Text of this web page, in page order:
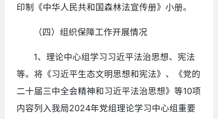
印制《中华人民共和国森林法宣传册》小册。
（四）组织保障工作开展情况
1、理论中心组学习习近平法治思想、宪法
等。将《习近平生态文明思想和宪法》、《党的
二十届三中全会精神和习近平法治思想》等10项
内容列入我局2024年党组理论学习中心组重要